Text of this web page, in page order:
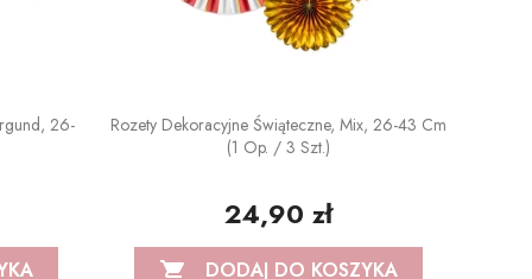
26-
Rozety Dekoracyjne Świąteczne, Mix, 26-43 Cm
(1 Op. / 3 Szt.)
24,90 zł
 DODAJ DO KOSZYKA